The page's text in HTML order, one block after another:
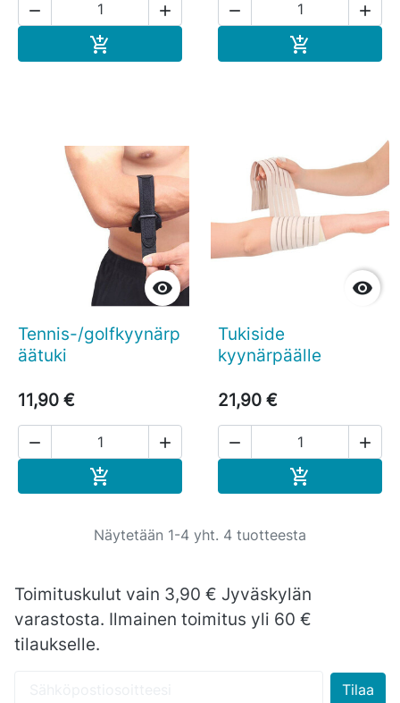
 

 


Tennis-/golfkyynärp
äätuki
11,90 €
 


Tukiside
kyynärpäälle
21,90 €
 

Näytetään 1-4 yht. 4 tuotteesta
Toimituskulut vain 3,90 € Jyväskylän
varastosta. Ilmainen toimitus yli 60 €
tilaukselle.